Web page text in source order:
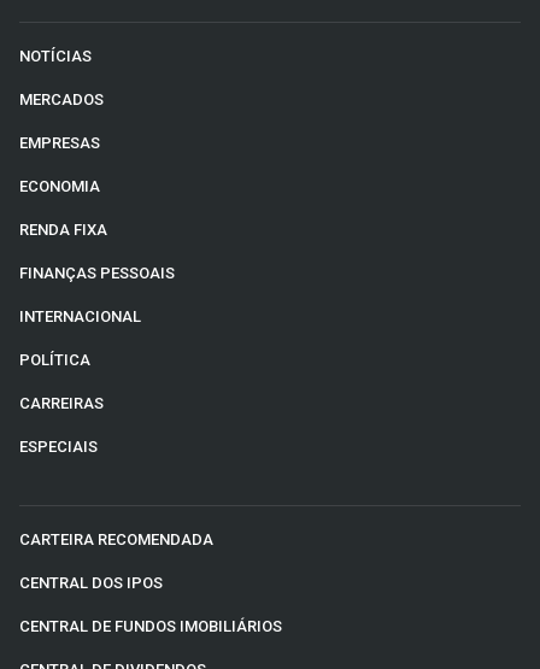
NOTÍCIAS
MERCADOS
EMPRESAS
ECONOMIA
RENDA FIXA
FINANÇAS PESSOAIS
INTERNACIONAL
POLÍTICA
CARREIRAS
ESPECIAIS
CARTEIRA RECOMENDADA
CENTRAL DOS IPOS
CENTRAL DE FUNDOS IMOBILIÁRIOS